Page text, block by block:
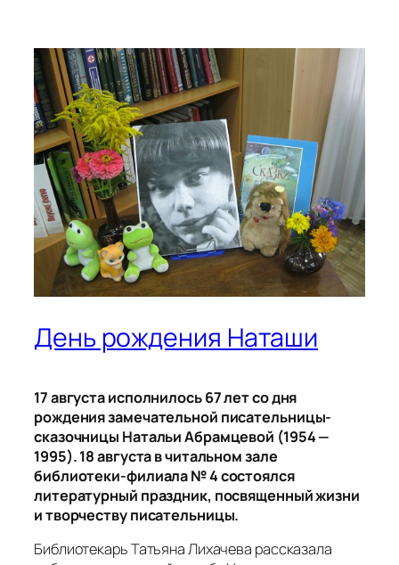
День рождения Наташи
17 августа исполнилось 67 лет со дня
рождения замечательной писательницы-
сказочницы Натальи Абрамцевой (1954 —
1995). 18 августа в читальном зале
библиотеки-филиала № 4 состоялся
литературный праздник, посвященный жизни
и творчеству писательницы.
Библиотекарь Татьяна Лихачева рассказала